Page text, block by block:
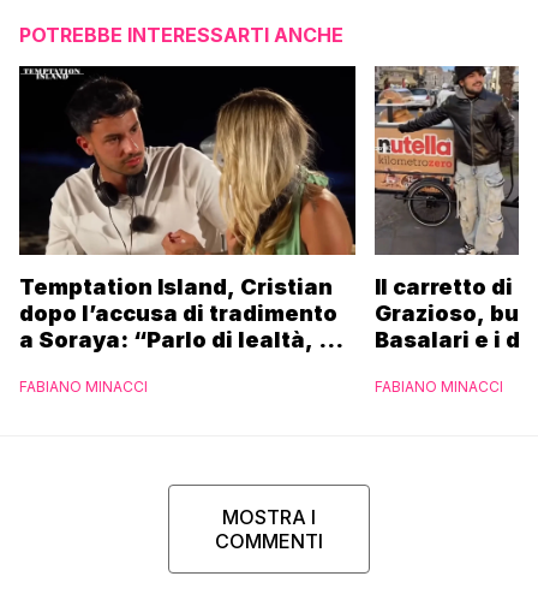
POTREBBE INTERESSARTI ANCHE
Temptation Island, Cristian
dopo l’accusa di tradimento
a Soraya: “Parlo di lealtà, ma
FABIANO MINACCI
Il carretto di
Grazioso,
Basalari e i
Ferrero”
FABIANO MINACCI
MOSTRA I
COMMENTI